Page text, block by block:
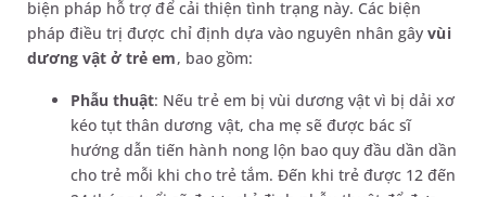
biện pháp hỗ trợ để cải thiện tình trạng này. Các biện
pháp điều trị được chỉ định dựa vào nguyên nhân gâyvùi
dương vật ở trẻ em, bao gồm:
Phẫu thuật: Nếu trẻ em bị vùi dương vật vì bị dải xơ
kéo tụt thân dương vật, cha mẹ sẽ được bác sĩ
hướng dẫn tiến hành nong lộn bao quy đầu dần dần
cho trẻ mỗi khi cho trẻ tắm. Đến khi trẻ được 12 đến